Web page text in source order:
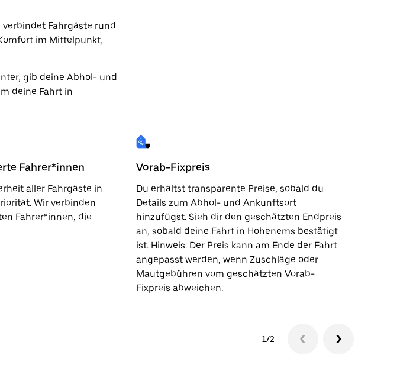
verbindet Fahrgäste rund
im Mittelpunkt,
gib deine Abhol- und
deine Fahrt in
Fahrer*innen
aller Fahrgäste in
Wir verbinden
Fahrer*innen, die
Vorab-Fixpreis
Du erhältst transparente Preise, sobald du
Details zum Abhol- und Ankunftsort
hinzufügst. Sieh dir den geschätzten Endpreis
an, sobald deine Fahrt in Hohenems bestätigt
ist. Hinweis: Der Preis kann am Ende der Fahrt
angepasst werden, wenn Zuschläge oder
Mautgebühren vom geschätzten Vorab-
Fixpreis abweichen.
1/2